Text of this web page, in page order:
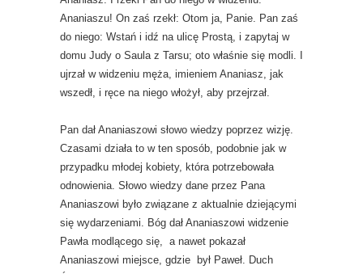
Ananiaszu! On zaś rzekł: Otom ja, Panie. Pan zaś
do niego: Wstań i idź na ulicę Prostą, i zapytaj w
domu Judy o Saula z Tarsu; oto właśnie się modli. I
ujrzał w widzeniu męża, imieniem Ananiasz, jak
wszedł, i ręce na niego włożył, aby przejrzał.
Pan dał Ananiaszowi słowo wiedzy poprzez wizję.
Czasami działa to w ten sposób, podobnie jak w
przypadku młodej kobiety, która potrzebowała
odnowienia. Słowo wiedzy dane przez Pana
Ananiaszowi było związane z aktualnie dziejącymi
się wydarzeniami. Bóg dał Ananiaszowi widzenie
Pawła modlącego się, a nawet pokazał
Ananiaszowi miejsce, gdzie był Paweł. Duch